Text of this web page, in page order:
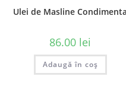
Ulei de Masline
86.00 lei
Adaugă în coș